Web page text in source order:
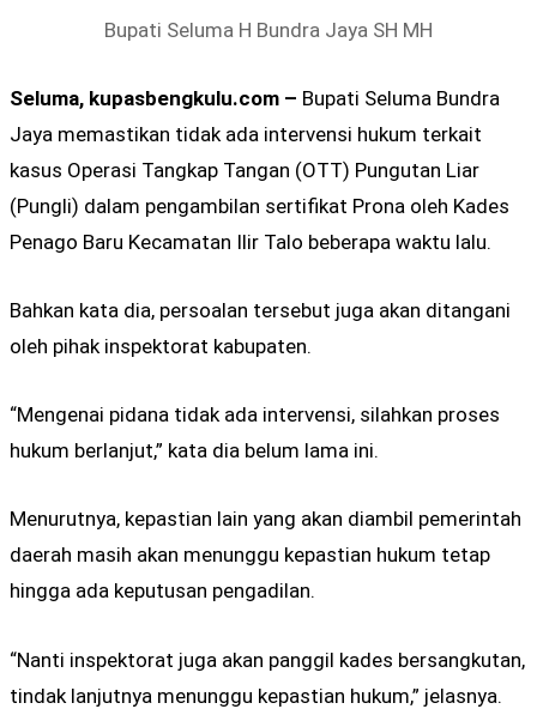
Bupati Seluma H Bundra Jaya SH MH
Seluma, kupasbengkulu.com – Bupati Seluma Bundra
Jaya memastikan tidak ada intervensi hukum terkait
kasus Operasi Tangkap Tangan (OTT) Pungutan Liar
(Pungli) dalam pengambilan sertifikat Prona oleh Kades
Penago Baru Kecamatan Ilir Talo beberapa waktu lalu.
Bahkan kata dia, persoalan tersebut juga akan ditangani
oleh pihak inspektorat kabupaten.
“Mengenai pidana tidak ada intervensi, silahkan proses
hukum berlanjut,” kata dia belum lama ini.
Menurutnya, kepastian lain yang akan diambil pemerintah
daerah masih akan menunggu kepastian hukum tetap
hingga ada keputusan pengadilan.
“Nanti inspektorat juga akan panggil kades bersangkutan,
tindak lanjutnya menunggu kepastian hukum,” jelasnya.